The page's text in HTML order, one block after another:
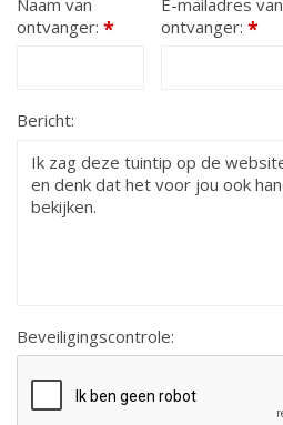
ontvanger: *
ontvanger: *
Bericht:
Beveiligingscontrole: